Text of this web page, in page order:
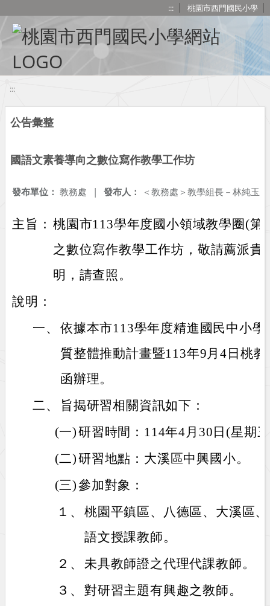
::: 桃園市西門國民小學
:::
公告彙整
國語文素養導向之數位寫作教學工作坊
發布人： ＜教務處＞教學組長－林純玉
發布單位： 教務處 |
主旨： 桃園市113學年度國小領域教學圈(第
之數位寫作教學工作坊，敬請薦派貴
明，請查照。
說明：
一、 依據本市113學年度精進國民中小
質整體推動計畫暨113年9月4日桃
函辦理。
二、
旨揭研習相關資訊如下：
(一)研習時間：114年4月30日(星期
(二)研習地點：大溪區中興國小。
(三)參加對象：
１、 桃園平鎮區、八德區、大溪區
語文授課教師。
２、 未具教師證之代理代課教師。
３、 對研習主題有興趣之教師。